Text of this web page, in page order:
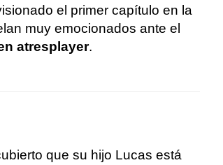
el primer capítulo en la
muy emocionados ante el
atresplayer.
que su hijo Lucas está